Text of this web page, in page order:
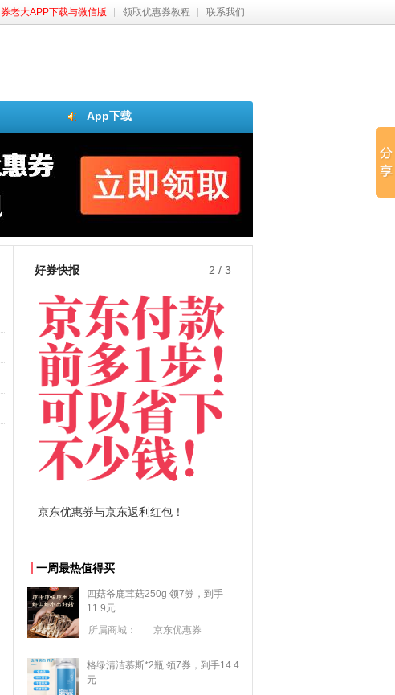
券老大APP下载与微信版 领取优惠券教程 联系我们
App下载
好券快报 3 / 3
拼多多优惠券+拼多多返利
一周最热值得买
四菇爷鹿茸菇250g 领7券，到手
11.9元
所属商城：
京东优惠券
格绿清洁慕斯*2瓶 领7券，到手14.4
元